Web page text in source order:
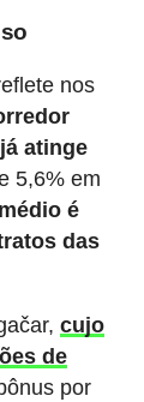
nos
atinge
5,6% em
é
das
cujo
de
por